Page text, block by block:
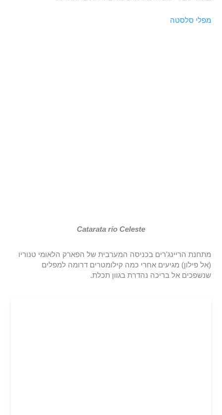
מפלי סלסטה
Catarata río Celeste
מתחנת הריינג'רים בכניסה המערבית של הפארק הלאומי טנוריו
(אל פילון) מגיעים אחרי כמה קילומטרים דרומה למפלים
שנשפכים אל בריכה נהדרת בגוון תכלת.